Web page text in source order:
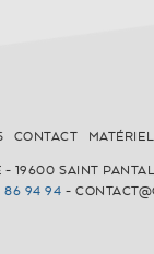
CONTACT
- 19600 SAINT
86 94 94 -